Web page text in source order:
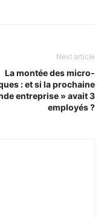
Next article
La montée des micro-
: et si la prochaine
entreprise » avait 3
employés ?